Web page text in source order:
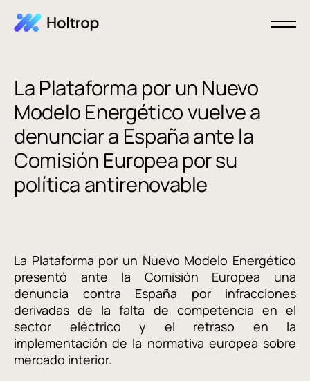
La Plataforma por un Nuevo
Modelo Energético vuelve a
denunciar a España ante la
Comisión Europea por su
política antirenovable
La Plataforma por un Nuevo Modelo Energético
presentó ante la Comisión Europea una
denuncia contra España por infracciones
derivadas de la falta de competencia en el
sector eléctrico y el retraso en la
implementación de la normativa europea sobre
mercado interior.